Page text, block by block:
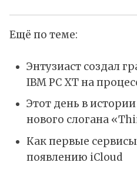
Ещё по теме:
Энтузиаст создал
IBM PC XT на
Этот день в
нового слогана
Как первые
появлению iCloud